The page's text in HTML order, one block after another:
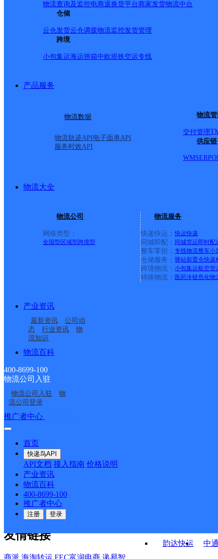
物流查询及监控电商退换货平台商家发货物流中台
仓储
云仓发货云仓调拨物流监控发货管理
跨境
小包集运海运拼箱中欧班铁空运专线
产品服务
物流数据
物流轨迹API电子面单API
服务时效API
物流
交付管理
供应链
WMSERP
物流大全
物流公司
网络类型：
全国型 区域型跨境型
物流服务
快递快运： 快运快递
同城即配： 同城货运即时配
整车零担： 专线物流整车小
仓储服务： 驿站前置仓快递
跨境物流： 小包集运航空货
特殊物流： 医药冷链危化物
产业资讯
最新资讯
公司动
态
行业资讯
物
流知识
物流百科
400-8699-100
物流公司入驻
物流公司入驻
物
流公司登录
推广者中心
首页
快递鸟API
API文档 接入指南 价格说明
产业资讯
物流百科
400-8699-100
推广者中心
注册 登录
便民寄存点分部
邢台隆尧县尹村镇营业
部
邢台隆尧县魏家庄镇营
业部
隆尧县固城镇合作点
ID1633
邢台隆尧县固城镇营业
部
双碑邮政所
中国邮政集团有限公司
韵达快运
中
接口API
API接口 DEMO下载
关于我们
公司介绍 企业动态
合作伙伴 快递鸟接口服务协议
户隐私政策
友情链接
商派 海淘转运 FEC富润电商 递易智